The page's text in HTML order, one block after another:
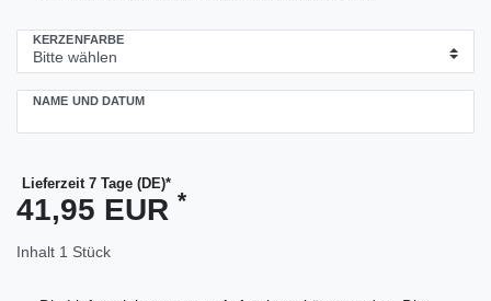
KERZENFARBE
NAME UND DATUM
Lieferzeit 7 Tage (DE)*
41,95 EUR *
Inhalt 1 Stück